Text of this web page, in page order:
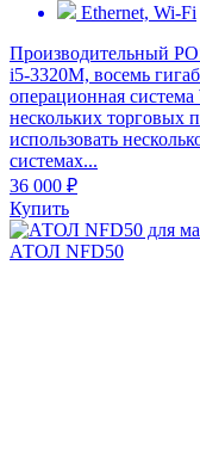
Ethernet, Wi-Fi
Производительный
i5-3320M, восемь
операционная
нескольких торговых
использовать
системах...
36 000 ₽
Купить
АТОЛ NFD50